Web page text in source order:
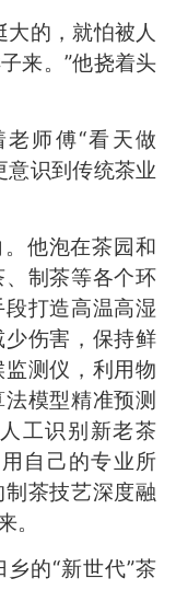
的，就怕被人
来。”他挠着头
师傅“看天做
意识到传统茶业
他泡在茶园和
制茶等各个环
打造高温高湿
伤害，保持鲜
测仪，利用物
模型精准预测
工识别新老茶
自己的专业所
茶技艺深度融
。
的“新世代”茶